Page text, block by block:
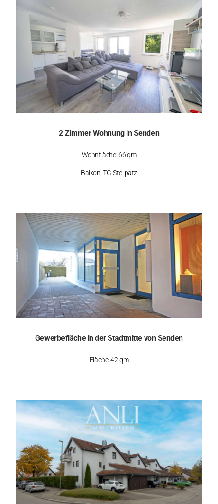
2 Zimmer Wohnung in Senden
Wohnfläche: 66 qm
Balkon, TG-Stellpatz
Gewerbefläche in der Stadtmitte von Senden
Fläche: 42 qm